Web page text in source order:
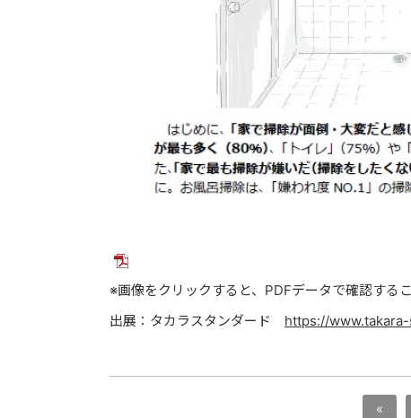
※画像をクリックすると、PDFデータで確認する
出展：タカラスタンダード https://
«